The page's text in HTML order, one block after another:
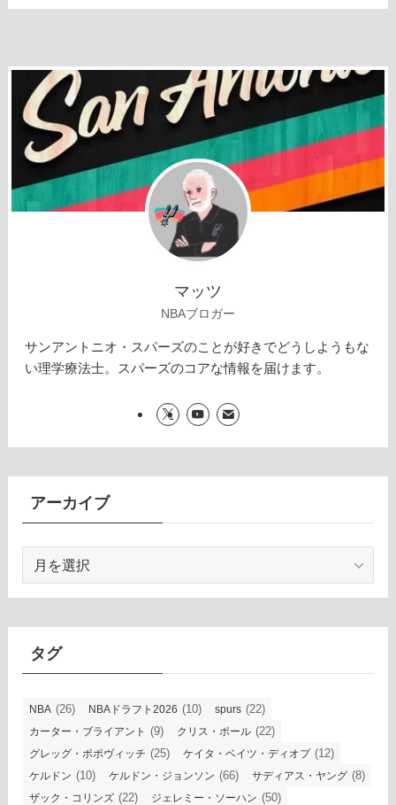
マッツ
NBAブロガー
サンアントニオ・スパーズのことが好きでどうしようもな
い理学療法士。スパーズのコアな情報を届けます。
アーカイブ
カ
タグ
NBA (26) NBAドラフト2026 (10) spurs (22)
カーター・ブライアント (9) クリス・ポール (22)
グレッグ・ポポヴィッチ (25) ケイタ・ベイツ・ディオプ(12)
ケルドン (10) ケルドン・ジョンソン (66) サディアス・ヤング (8)
ザック・コリンズ (22) ジェレミー・ソーハン (50)